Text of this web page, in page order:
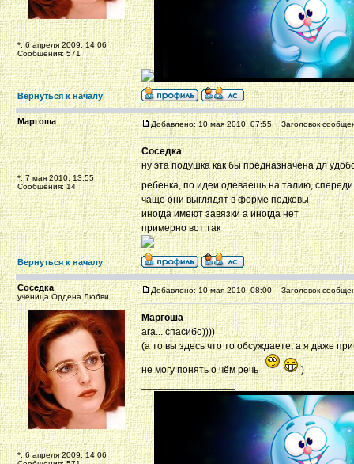
*: 6 апреля 2009, 14:06
Сообщения: 571
Вернуться к началу
Маргоша
*: 7 мая 2010, 13:55
Сообщения: 14
Добавлено: 10 мая 2010, 07:55 Заголовок
Соседка
ну эта подушка как бы предназначена дл
ребенка, по идеи одеваешь на талию,
чаще они выглядят в форме подковы
иногда имеют завязки а иногда нет
примерно вот так
Вернуться к началу
Соседка
ученица Ордена Любви
*: 6 апреля 2009, 14:06
Добавлено: 10 мая 2010, 08:00 Заголовок
Маргоша
ага... спасибо))))
(а то вы здесь что то обсуждаете, а я даже
не могу понять о чём речь
)
_________________